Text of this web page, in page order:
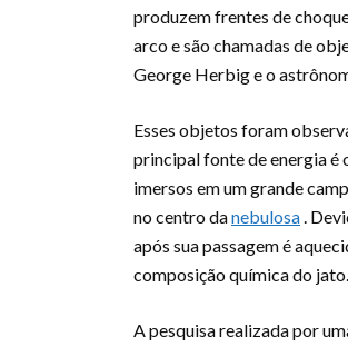
produzem frentes de
arco e são chamadas de
George Herbig e o
Esses objetos foram
principal fonte de energia é
imersos em um grande
no centro danebulosa.
após sua passagem é
composição química do jato.
A pesquisa realizada por